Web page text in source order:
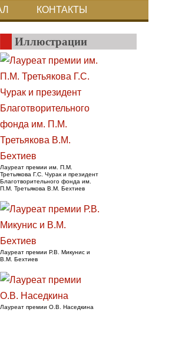
КОНТАКТЫ
Иллюстрации
Лауреат премии им. П.М.
Третьякова Г.С. Чурак и президент
Благотворительного фонда им.
П.М. Третьякова В.М. Бехтиев
Лауреат премии Р.В. Микунис и
В.М. Бехтиев
Лауреат премии О.В. Наседкина